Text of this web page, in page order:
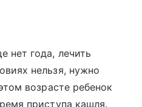
нет года, лечить
нельзя, нужно
возрасте ребенок
приступа кашля.